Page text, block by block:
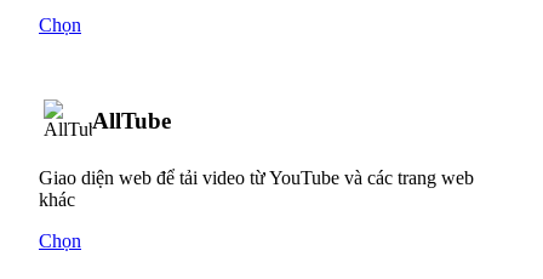
Chọn
AllTube
Giao diện web để tải video từ YouTube và các trang web
khác
Chọn